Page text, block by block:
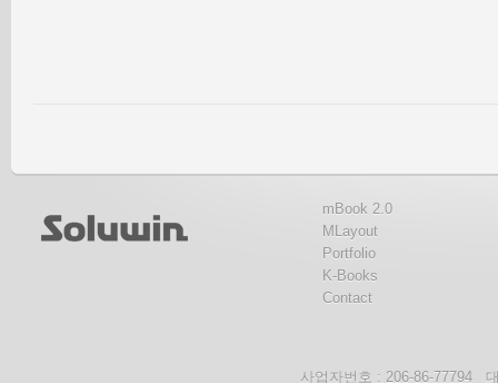
mBook 2.0
MLayout
Portfolio
K-Books
Contact
사업자번호 : 206-86-77794